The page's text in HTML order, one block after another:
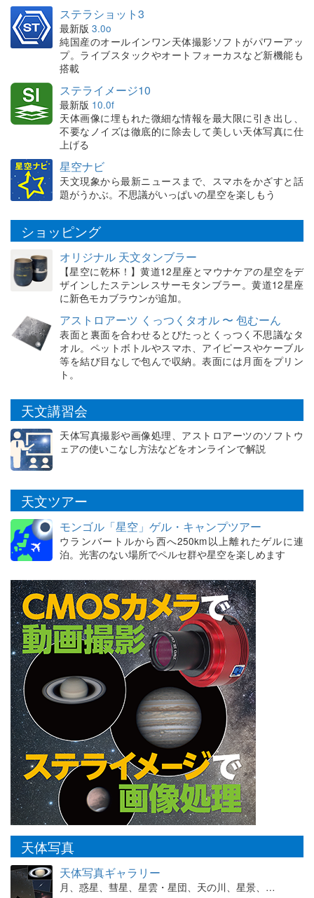
ステラショット3
最新版 3.0o
純国産のオールインワン天体撮影ソフトがパワーアッ
プ。ライブスタックやオートフォーカスなど新機能も
搭載
ステライメージ10
最新版 10.0f
天体画像に埋もれた微細な情報を最大限に引き出し、
不要なノイズは徹底的に除去して美しい天体写真に仕
上げる
星空ナビ
天文現象から最新ニュースまで、スマホをかざすと話
題がうかぶ。不思議がいっぱいの星空を楽しもう
ショッピング
オリジナル 天文タンブラー
【星空に乾杯！】黄道12星座とマウナケアの星空をデ
ザインしたステンレスサーモタンブラー。黄道12星座
に新色モカブラウンが追加。
アストロアーツ くっつくタオル 〜 包むーん
表面と裏面を合わせるとぴたっとくっつく不思議なタ
オル。ペットボトルやスマホ、アイピースやケーブル
等を結び目なしで包んで収納。表面には月面をプリン
ト。
天文講習会
天体写真撮影や画像処理、アストロアーツのソフトウ
ェアの使いこなし方法などをオンラインで解説
天文ツアー
モンゴル「星空」ゲル・キャンプツアー
ウランバートルから西へ250km以上離れたゲルに連
泊。光害のない場所でペルセ群や星空を楽しめます
天体写真
天体写真ギャラリー
月、惑星、彗星、星雲・星団、天の川、星景、…